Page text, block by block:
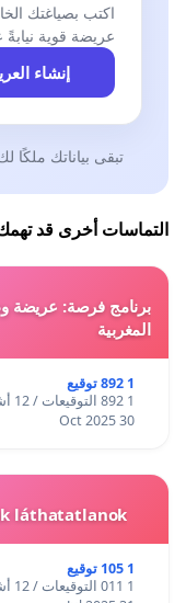
اكتب بصياغتك
عريضة قوية
إنشاء
تبقى بياناتك ملكًا
التماسات أخرى قد
برنامج فرصة: عريضة
المغربية
1 892 توقيع
1 892 التوقيعات / 12 أشهر
30 Oct 2025
láthatatlanok!
1 105 توقيع
1 011 التوقيعات / 12 أشهر